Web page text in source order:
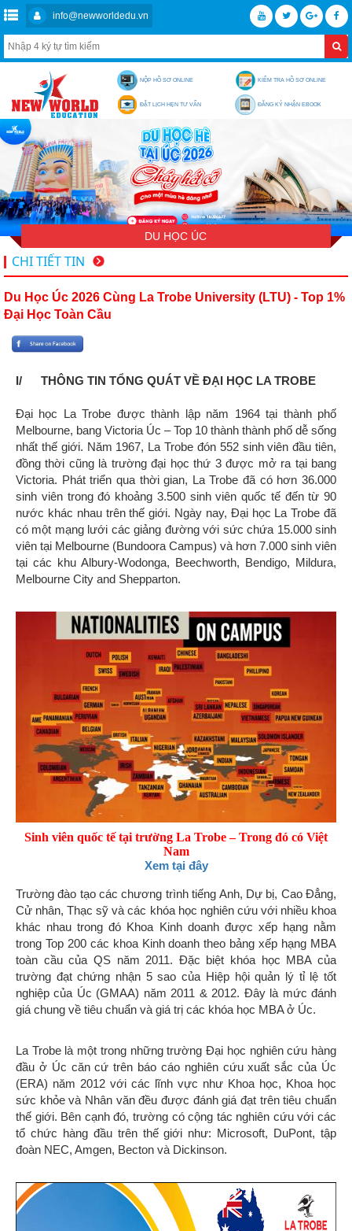
info@newworldedu.vn
NỘP HỒ SƠ ONLINE KIỂM TRA HỒ SƠ ONLINE
ĐẶT LỊCH HẸN TƯ VẤN ĐĂNG KÝ NHẬN EBOOK
DU HỌC ÚC
CHI TIẾT TIN
Du Học Úc 2026 Cùng La Trobe University (LTU) - Top 1%
Đại Học Toàn Cầu
I/ THÔNG TIN TỔNG QUÁT VỀ ĐẠI HỌC LA TROBE
Đại học La Trobe được thành lập năm 1964 tại thành phố
Melbourne, bang Victoria Úc – Top 10 thành thành phố dễ sống
nhất thế giới. Năm 1967, La Trobe đón 552 sinh viên đầu tiên,
đồng thời cũng là trường đại học thứ 3 được mở ra tại bang
Victoria. Phát triển qua thời gian, La Trobe đã có hơn 36.000
sinh viên trong đó khoảng 3.500 sinh viên quốc tế đến từ 90
nước khác nhau trên thế giới. Ngày nay, Đại học La Trobe đã
có một mạng lưới các giảng đường với sức chứa 15.000 sinh
viên tại Melbourne (Bundoora Campus) và hơn 7.000 sinh viên
tại các khu Albury-Wodonga, Beechworth, Bendigo, Mildura,
Melbourne City and Shepparton.
Sinh viên quốc tế tại trường La Trobe – Trong đó có Việt
Nam
Xem tại đây
Trường đào tạo các chương trình tiếng Anh, Dự bị, Cao Đẳng,
Cử nhân, Thạc sỹ và các khóa học nghiên cứu với nhiều khoa
khác nhau trong đó Khoa Kinh doanh được xếp hạng nằm
trong Top 200 các khoa Kinh doanh theo bảng xếp hạng MBA
toàn cầu của QS năm 2011. Đặc biệt khóa học MBA của
trường đạt chứng nhận 5 sao của Hiệp hội quản lý tỉ lệ tốt
nghiệp của Úc (GMAA) năm 2011 & 2012. Đây là mức đánh
giá chung về tiêu chuẩn và giá trị các khóa học MBA ở Úc.
La Trobe là một trong những trường Đại học nghiên cứu hàng
đầu ở Úc căn cứ trên báo cáo nghiên cứu xuất sắc của Úc
(ERA) năm 2012 với các lĩnh vực như Khoa học, Khoa học
sức khỏe và Nhân văn đều được đánh giá đạt trên tiêu chuẩn
thế giới. Bên cạnh đó, trường có cộng tác nghiên cứu với các
tổ chức hàng đầu trên thế giới như: Microsoft, DuPont, tập
đoàn NEC, Amgen, Becton và Dickinson.